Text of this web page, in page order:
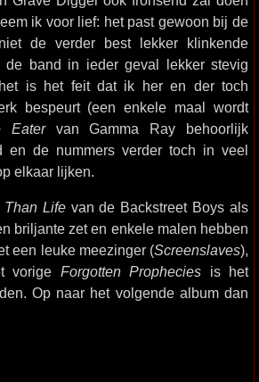
ik voor lief: het past gewoon bij de
de verder best lekker klinkende
de band in ieder geval lekker stevig
is het feit dat ik her en der toch
bespeurt (een enkele maal wordt
Eatervan Gamma Ray behoorlijk
en de nummers verder toch in veel
elkaar lijken.
Than Lifevan de Backstreet Boys als
briljante zet en enkele malen hebben
een leuke meezinger (Screenslaves),
vorige Forgotten Prophecies is het
Op naar het volgende album dan